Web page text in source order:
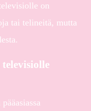
on
tai telineitä, mutta